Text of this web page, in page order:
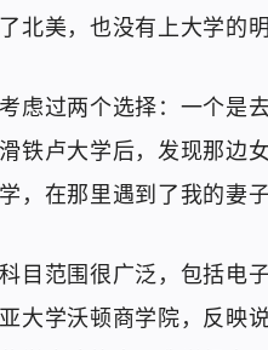
北美，也没有上大学的
虑过两个选择：一个是
铁卢大学后，发现那边
，在那里遇到了我的妻
目范围很广泛，包括电
大学沃顿商学院，反映